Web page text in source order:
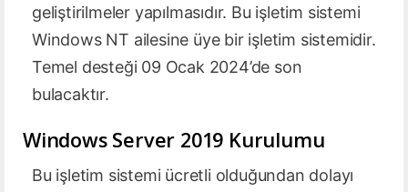
geliştirilmeler yapılmasıdır. Bu işletim sistemi
Windows NT ailesine üye bir işletim sistemidir.
Temel desteği 09 Ocak 2024’de son
bulacaktır.
Windows Server 2019 Kurulumu
Bu işletim sistemi ücretli olduğundan dolayı